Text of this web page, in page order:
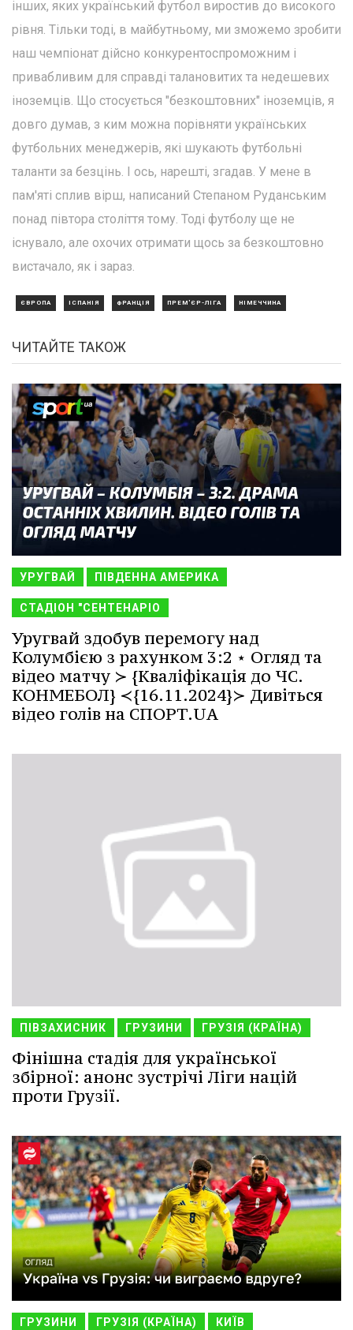
інших, яких український футбол виростив до високого
рівня. Тільки тоді, в майбутньому, ми зможемо зробити
наш чемпіонат дійсно конкурентоспроможним і
привабливим для справді талановитих та недешевих
іноземців. Що стосується "безкоштовних" іноземців, я
довго думав, з ким можна порівняти українських
футбольних менеджерів, які шукають футбольні
таланти за безцінь. І ось, нарешті, згадав. У мене в
пам'яті сплив вірш, написаний Степаном Руданським
понад півтора століття тому. Тоді футболу ще не
існувало, але охочих отримати щось за безкоштовно
вистачало, як і зараз.
ЄВРОПА ІСПАНІЯ ФРАНЦІЯ ПРЕМ'ЄР-ЛІГА НІМЕЧЧИНА
ЧИТАЙТЕ ТАКОЖ
УРУГВАЙ ПІВДЕННА АМЕРИКА
СТАДІОН "СЕНТЕНАРІО
Уругвай здобув перемогу над
Колумбією з рахунком 3:2 ⋆ Огляд та
відео матчу ≻ {Кваліфікація до ЧС.
КОНМЕБОЛ} ≺{16.11.2024}≻ Дивіться
відео голів на СПОРТ.UA
ПІВЗАХИСНИК ГРУЗИНИ ГРУЗІЯ (КРАЇНА)
Фінішна стадія для української
збірної: анонс зустрічі Ліги націй
проти Грузії.
ГРУЗИНИ ГРУЗІЯ (КРАЇНА) КИЇВ